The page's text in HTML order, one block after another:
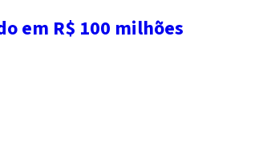
em R$ 100 milhões